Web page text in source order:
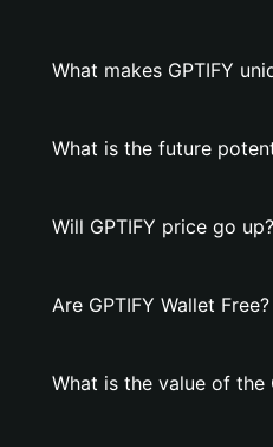
What makes GPTIFY
What is the future
Will GPTIFY price go up?
Are GPTIFY Wallet Free?
What is the value of the